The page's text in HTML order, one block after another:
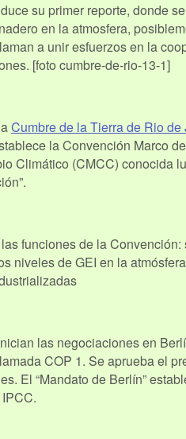
su primer reporte, donde
en la atmosfera,
a unir esfuerzos en la
[foto cumbre-de-rio-13-1]
Cumbre de la Tierra de Rio de
la Convención Marco
Climático (CMCC) conocida
funciones de la
niveles de GEI en la
las negociaciones en
COP 1. Se aprueba el
El “Mandato de Berlín”